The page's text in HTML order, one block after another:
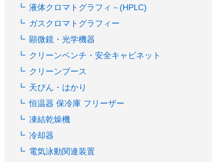
液体クロマトグラフィ－(HPLC)
ガスクロマトグラフィー
顕微鏡・光学機器
クリーンベンチ・安全キャビネット
クリーンブース
天びん・はかり
恒温器 保冷庫 フリーザー
凍結乾燥機
冷却器
電気泳動関連装置